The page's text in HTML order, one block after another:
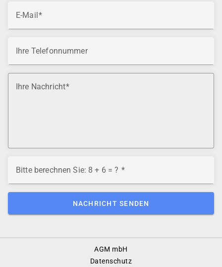
E-Mail
Ihre Telefonnummer
Ihre Nachricht
Bitte berechnen Sie: 8 + 6 = ?
NACHRICHT SENDEN
AGM mbH
Datenschutz